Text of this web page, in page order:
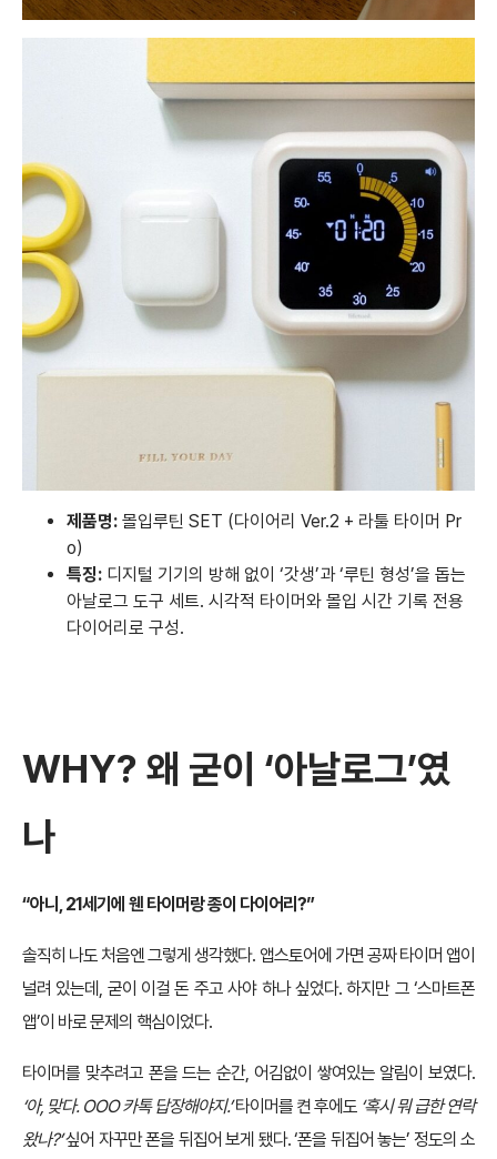
제품명: 몰입루틴 SET (다이어리 Ver.2 + 라툴 타이머 Pr
o)
특징: 디지털 기기의 방해 없이 ‘갓생’과 ‘루틴 형성’을 돕는
아날로그 도구 세트. 시각적 타이머와 몰입 시간 기록 전용
다이어리로 구성.
WHY? 왜 굳이 ‘아날로그’였
나
“아니, 21세기에 웬 타이머랑 종이 다이어리?”
솔직히 나도 처음엔 그렇게 생각했다. 앱스토어에 가면 공짜 타이머 앱이
널려 있는데, 굳이 이걸 돈 주고 사야 하나 싶었다. 하지만 그 ‘스마트폰
앱’이 바로 문제의 핵심이었다.
타이머를 맞추려고 폰을 드는 순간, 어김없이 쌓여있는 알림이 보였다.
‘아, 맞다. OOO 카톡 답장해야지.’타이머를 켠 후에도 ‘혹시 뭐 급한 연락
왔나?’싶어 자꾸만 폰을 뒤집어 보게 됐다. ‘폰을 뒤집어 놓는’ 정도의 소